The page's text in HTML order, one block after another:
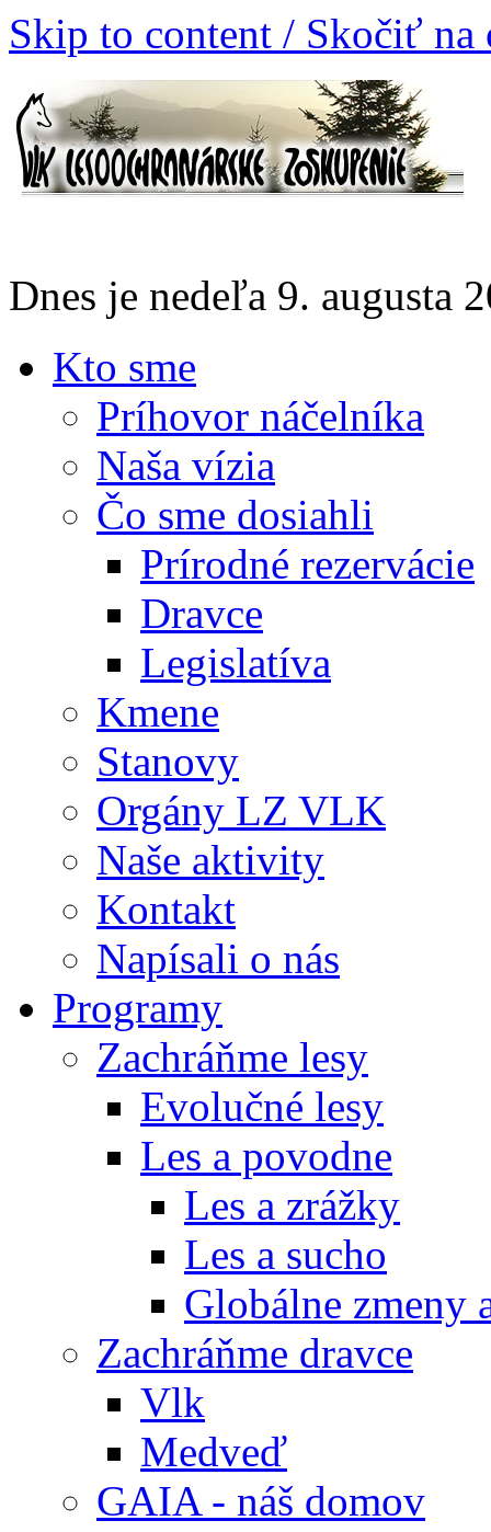
Skip to content / Skočiť na
Dnes je nedeľa 9. augusta
Kto sme
Príhovor náčelníka
Naša vízia
Čo sme dosiahli
Prírodné rezervácie
Dravce
Legislatíva
Kmene
Stanovy
Orgány LZ VLK
Naše aktivity
Kontakt
Napísali o nás
Programy
Zachráňme lesy
Evolučné lesy
Les a povodne
Les a zrážky
Les a sucho
Globálne zmeny
Zachráňme dravce
Vlk
Medveď
GAIA - náš domov